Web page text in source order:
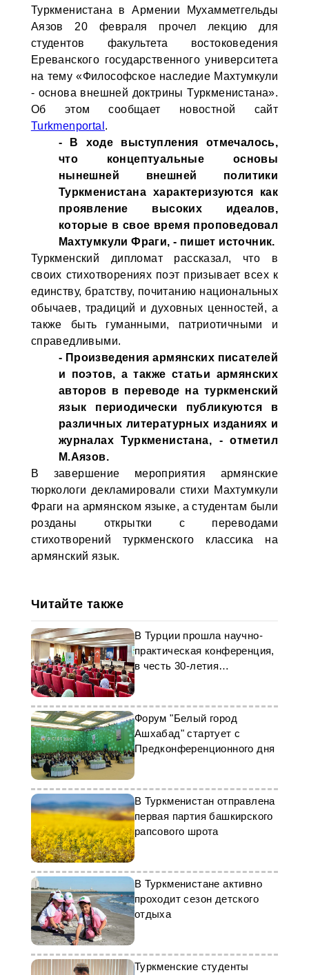
Туркменистана в Армении Мухамметгельды
Аязов 20 февраля прочел лекцию для
студентов факультета востоковедения
Ереванского государственного университета
на тему «Философское наследие Махтумкули
- основа внешней доктрины Туркменистана».
Об этом сообщает новостной сайт
Turkmenportal .
- В ходе выступления отмечалось,
что концептуальные основы
нынешней внешней политики
Туркменистана характеризуются как
проявление высоких идеалов,
которые в свое время проповедовал
Махтумкули Фраги, - пишет источник.
Туркменский дипломат рассказал, что в
своих стихотворениях поэт призывает всех к
единству, братству, почитанию национальных
обычаев, традиций и духовных ценностей, а
также быть гуманными, патриотичными и
справедливыми.
- Произведения армянских писателей
и поэтов, а также статьи армянских
авторов в переводе на туркменский
язык периодически публикуются в
различных литературных изданиях и
журналах Туркменистана, - отметил
М.Аязов.
В завершение мероприятия армянские
тюркологи декламировали стихи Махтумкули
Фраги на армянском языке, а студентам были
розданы открытки с переводами
стихотворений туркменского классика на
армянский язык.
Читайте также
В Турции прошла научно-
практическая конференция,
в честь 30-летия
Туркменистана
Форум "Белый город
Ашхабад" стартует с
Предконференционного дня
В Туркменистан отправлена
первая партия башкирского
рапсового шрота
В Туркменистане активно
проходит сезон детского
отдыха
Туркменские студенты